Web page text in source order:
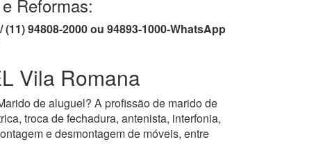
Reformas:
(11) 94808-2000 ou 94893-1000-WhatsApp
Vila Romana
de aluguel? A profissão de marido de
troca de fechadura, antenista, interfonia,
e desmontagem de móveis, entre